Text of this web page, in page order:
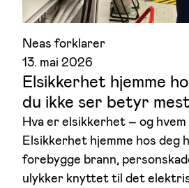
Neas forklarer
13. mai 2026
Elsikkerhet hjemme
du ikke ser betyr mest
Hva er elsikkerhet – og
Elsikkerhet hjemme hos deg
forebygge brann,
ulykker knyttet til det